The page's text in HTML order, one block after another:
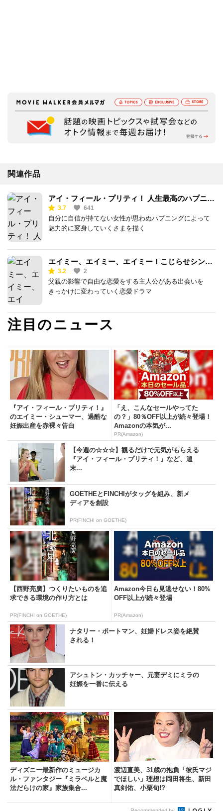
関連作品
アイ・フィール・プリティ！ 人生最高のハプニン
グ 3.7 641
自分に自信が持てない女性が思わぬハプニングによって
魅力的に変身していくさまを描く
エイミー、エイミー、エイミー！こじらせシング
ルライフの抜け出し方
3.2 2
父親の影響で自由な恋愛をする主人公がある出会いを
きっかけに変わっていく恋愛ドラマ
注目のニュース
『アイ・フィール・プリティ！』
のエイミー・シューマー、過酷な
妊娠出産を赤裸々告白
「え、こんなセールやってた
の？」80％OFF以上が続々登場！
Amazonの本気が...
PR(Amazon)
【今週の☆☆☆】観るだけで元気がもらえる
『アイ・フィール・プリティ！』など、週
末...
GOETHEとFINCHIがタッグを組み、新メ
ディアを創設
PR(FINCHI on GOETHE)
【西野亮廣】つくりたいものを追
求できる環境の作り方とは
PR(FINCHI on GOETHE)
Amazon今日も見逃せない！80%
OFF以上が続々登場
PR(Amazon)
ナタリー・ポートマン、妊婦ドレス姿を絶賛
される！
アシュトン・カッチャー、元妻デミにミラの
妊娠を一番に伝える
ディズニー最新作のミュージカ
ル・ファンタジー『ミラベルと魔
法だらけの家』家族集合...
渡辺直美、31歳の抱負「彼氏マジ
でほしい」理想は岡田将生、新田
真剣佑、小栗旬!?